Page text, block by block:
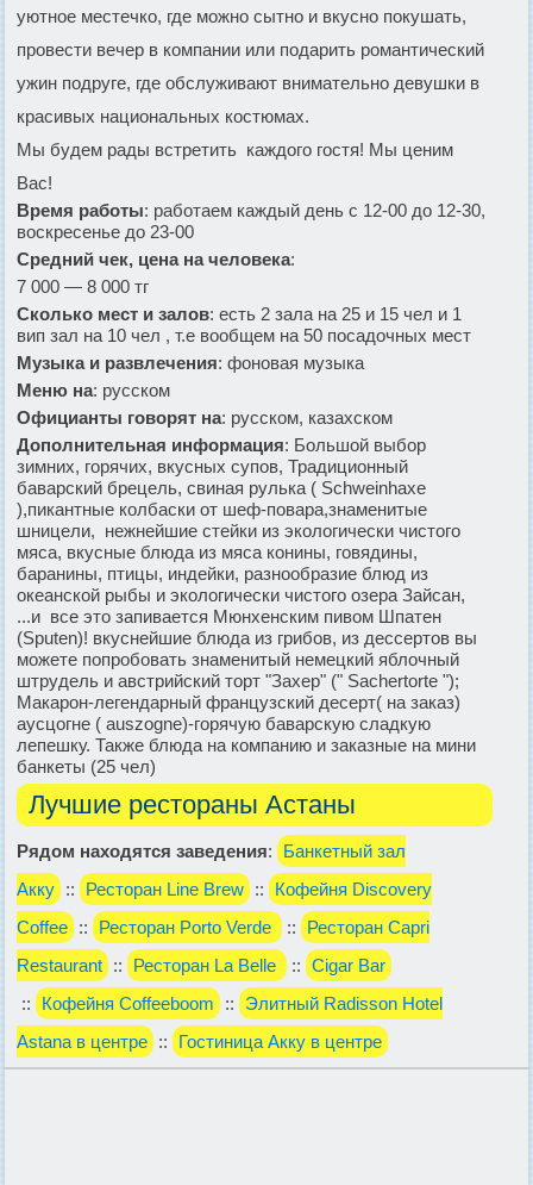
уютное местечко, где можно сытно и вкусно покушать,
провести вечер в компании или подарить романтический
ужин подруге, где обслуживают внимательно девушки в
красивых национальных костюмах.
Мы будем рады встретить каждого гостя! Мы ценим
Вас!
Время работы: работаем каждый день с 12-00 до 12-30,
воскресенье до 23-00
Средний чек, цена на человека:
7 000 — 8 000 тг
Сколько мест и залов: есть 2 зала на 25 и 15 чел и 1
вип зал на 10 чел , т.е вообщем на 50 посадочных мест
Музыка и развлечения: фоновая музыка
Меню на: русском
Официанты говорят на: русском, казахском
Дополнительная информация: Большой выбор
зимних, горячих, вкусных супов, Традиционный
баварский брецель, свиная рулька ( Schweinhaxe
),пикантные колбаски от шеф-повара,знаменитые
шницели, нежнейшие стейки из экологически чистого
мяса, вкусные блюда из мяса конины, говядины,
баранины, птицы, индейки, разнообразие блюд из
океанской рыбы и экологически чистого озера Зайсан,
...и все это запивается Мюнхенским пивом Шпатен
(Sputen)! вкуснейшие блюда из грибов, из дессертов вы
можете попробовать знаменитый немецкий яблочный
штрудель и австрийский торт "Захер" (" Sachertorte ");
Макарон-легендарный французский десерт( на заказ)
аусцогне ( auszogne)-горячую баварскую сладкую
лепешку. Также блюда на компанию и заказные на мини
банкеты (25 чел)
Лучшие рестораны Астаны
Рядом находятся заведения:
Банкетный зал
Акку :: Ресторан Line Brew ::
Кофейня Discovery
Coffee :: Ресторан Porto Verde ::
Ресторан Capri
Restaurant :: Ресторан La Belle :: Cigar Bar
::
Кофейня Coffeeboom ::
Элитный Radisson Hotel
Astana в центре :: Гостиница Акку в центре